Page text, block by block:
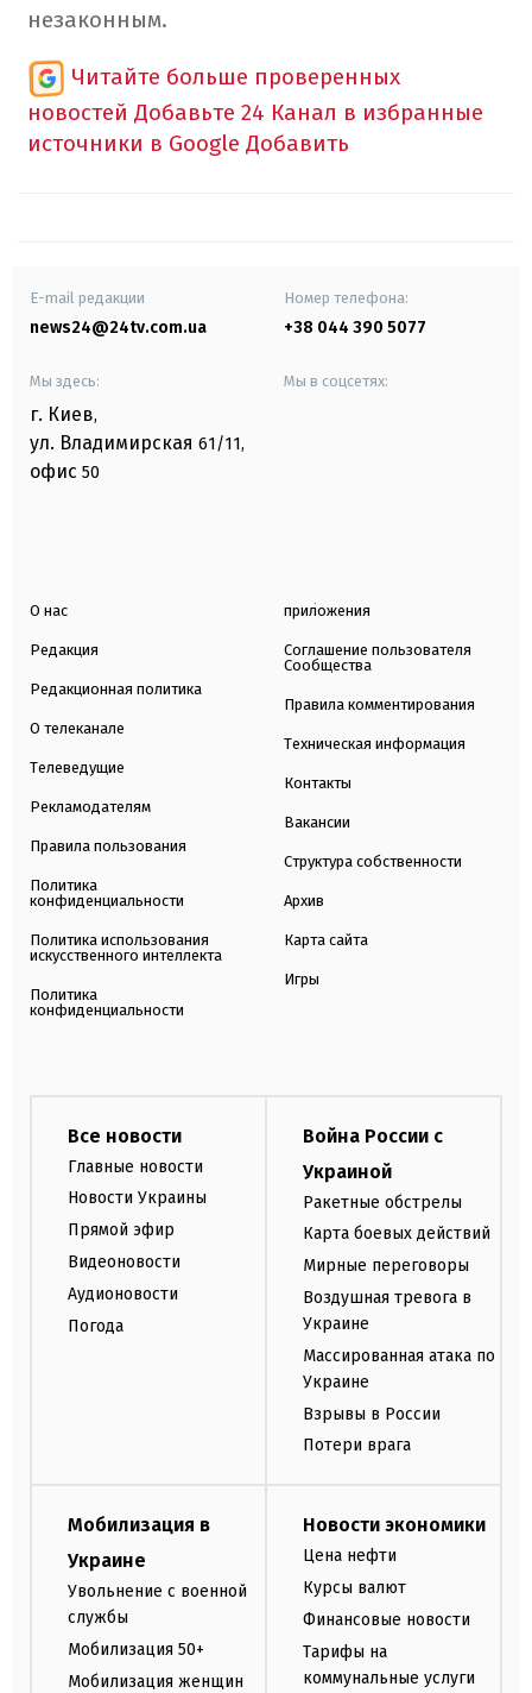
незаконным.
Читайте больше проверенных
новостей Добавьте 24 Канал в избранные
источники в Google Добавить
E-mail редакции
news24@24tv.com.ua
Номер телефона:
+38 044 390 5077
Мы здесь:
г. Киев,
ул. Владимирская 61/11,
офис 50
Мы в соцсетях:
О нас
Редакция
Редакционная политика
О телеканале
Телеведущие
Рекламодателям
Правила пользования
Политика
конфиденциальности
Политика использования
искусственного интеллекта
Политика
конфиденциальности
приложения
Соглашение пользователя
Сообщества
Правила комментирования
Техническая информация
Контакты
Вакансии
Структура собственности
Архив
Карта сайта
Игры
Все новости
Главные новости
Новости Украины
Прямой эфир
Видеоновости
Аудионовости
Погода
Война России с
Украиной
Ракетные обстрелы
Карта боевых действий
Мирные переговоры
Воздушная тревога в
Украине
Массированная атака по
Украине
Взрывы в России
Потери врага
Мобилизация в
Украине
Увольнение с военной
службы
Мобилизация 50+
Мобилизация женщин
Новости экономики
Цена нефти
Курсы валют
Финансовые новости
Тарифы на
коммунальные услуги